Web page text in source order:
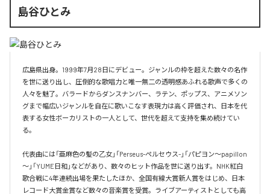
島谷ひとみ
広島県出身。1999年7月28日にデビュー。ジャンルの枠を超えた数々の名作
を世に送り出し、圧倒的な歌唱力と唯一無二の透明感あふれる歌声で多くの
人々を魅了。バラードからダンスナンバー、ラテン、ポップス、アニメソン
グまで幅広いジャンルを自在に歌いこなす表現力は高く評価され、日本を代
表する女性ボーカリストの一人として、世代を超えて支持を集め続けてい
る。
代表曲には「亜麻色の髪の乙女」「Perseus-ペルセウス-」「パピヨン～papillon
～」「YUME日和」などがあり、数々のヒット作品を世に送り出す。NHK紅白
歌合戦に4年連続出場を果たしたほか、全国有線大賞新人賞をはじめ、日本
レコード大賞金賞など数々の音楽賞を受賞。ライブアーティストとしても高